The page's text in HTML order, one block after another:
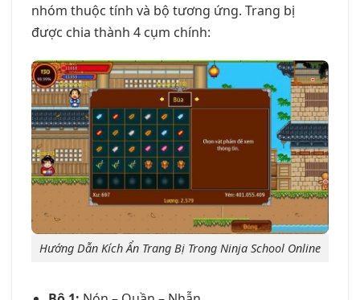
nhóm thuộc tính và bộ tương ứng. Trang bị
được chia thành 4 cụm chính:
Hướng Dẫn Kích Ẩn Trang Bị Trong Ninja School Online